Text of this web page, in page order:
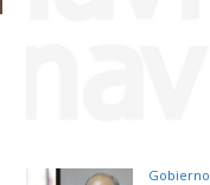
Gobierno